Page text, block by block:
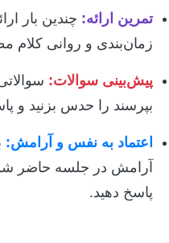
تمرین ارائه: چندین بار
زمان‌بندی و روانی کلام
پیش‌بینی سوالات:
بپرسند را حدس بزنید و
اعتماد به نفس و آرامش:
آرامش در جلسه حاضر
پاسخ دهید.